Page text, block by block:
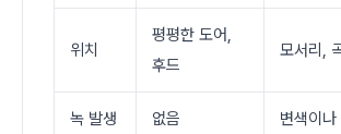
위치
평평한 도어,
후드
모서리,
녹 발생 없음 변색이